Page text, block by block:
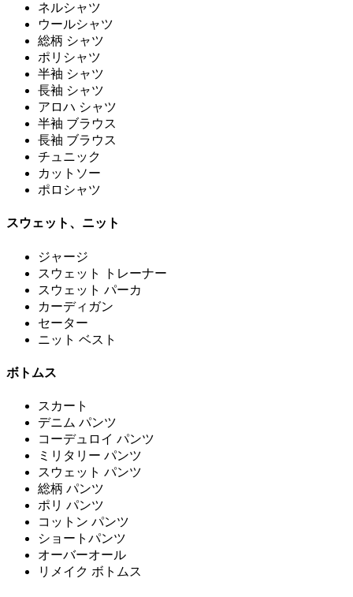
ネルシャツ
ウールシャツ
総柄 シャツ
ポリシャツ
半袖 シャツ
長袖 シャツ
アロハ シャツ
半袖 ブラウス
長袖 ブラウス
チュニック
カットソー
ポロシャツ
スウェット、ニット
ジャージ
スウェット トレーナー
スウェット パーカ
カーディガン
セーター
ニット ベスト
ボトムス
スカート
デニム パンツ
コーデュロイ パンツ
ミリタリー パンツ
スウェット パンツ
総柄 パンツ
ポリ パンツ
コットン パンツ
ショートパンツ
オーバーオール
リメイク ボトムス